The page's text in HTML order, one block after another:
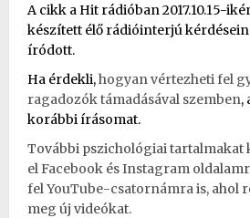
A cikk a Hit rádióban 2017.10.15-
készített élő rádióinterjú
íródott.
Ha érdekli,hogyan vértezheti fel
ragadozók támadásával szemben,
korábbi írásomat.
További pszichológiai tartalmakat
el Facebook ésInstagram
fel YouTube-csatornámra is, ahol
meg új videókat.